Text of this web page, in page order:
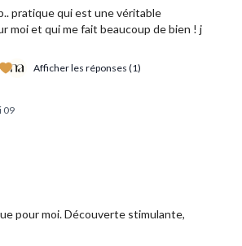
pratique qui est une véritable
moi et qui me fait beaucoup de bien ! j
Afficher les réponses (1)
09
pour moi. Découverte stimulante,